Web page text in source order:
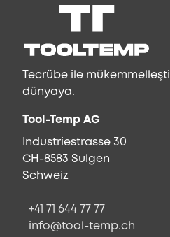
Tecrübe ile
dünyaya.
Tool-Temp AG
Industriestrasse 30
CH-8583 Sulgen
Schweiz
+41 71 644 77 77
info@tool-temp.ch